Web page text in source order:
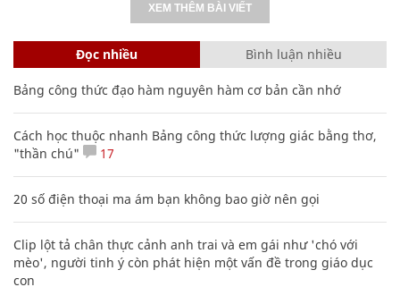
XEM THÊM BÀI VIẾT
Đọc nhiều Bình luận nhiều
Bảng công thức đạo hàm nguyên hàm cơ bản cần nhớ
Cách học thuộc nhanh Bảng công thức lượng giác bằng thơ,
"thần chú"
17
20 số điện thoại ma ám bạn không bao giờ nên gọi
Clip lột tả chân thực cảnh anh trai và em gái như 'chó với
mèo', người tinh ý còn phát hiện một vấn đề trong giáo dục
con